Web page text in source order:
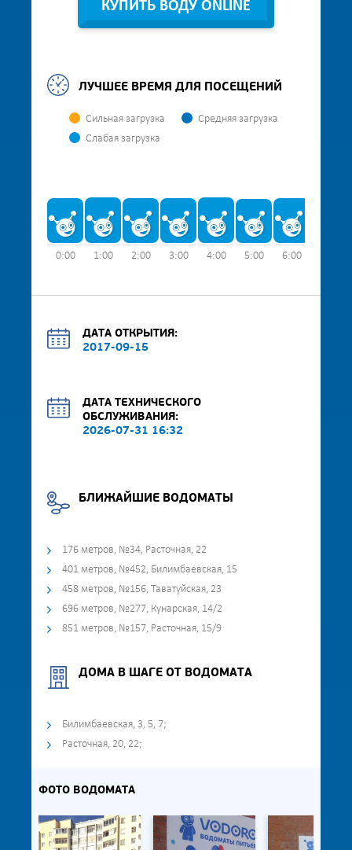
КУПИТЬ ВОДУ ONLINE
ЛУЧШЕЕ ВРЕМЯ ДЛЯ ПОСЕЩЕНИЙ
Сильная загрузка
Средняя загрузка
Слабая загрузка
0:00 1:00 2:00 3:00 4:00 5:00 6:00
ДАТА ОТКРЫТИЯ:
2017-09-15
ДАТА ТЕХНИЧЕСКОГО
ОБСЛУЖИВАНИЯ:
2026-07-31 16:32
БЛИЖАЙШИЕ ВОДОМАТЫ
176 метров, №34, Расточная, 22
401 метров, №452, Билимбаевская, 15
458 метров, №156, Таватуйская, 23
696 метров, №277, Кунарская, 14/2
851 метров, №157, Расточная, 15/9
ДОМА В ШАГЕ ОТ ВОДОМАТА
Билимбаевская, 3, 5, 7;
Расточная, 20, 22;
ФОТО ВОДОМАТА